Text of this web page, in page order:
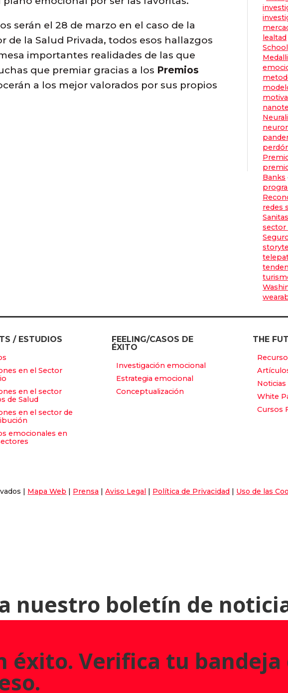
serán el 28 de marzo en el caso de la
de la Salud Privada, todos esos hallazgos
importantes realidades de las que
que premiar gracias a los Premios
a los mejor valorados por sus propios
lealtad
School
Banks ·
redes
Sanitas
sector
/ ESTUDIOS
en el Sector
en el sector
de Salud
en el sector de
emocionales en
FEELING/CASOS DE
ÉXITO
Investigación emocional
Estrategia emocional
Conceptualización
THE
Noticias
White
Cursos
| Mapa Web | Prensa |Aviso Legal | Política de Privacidad | Uso de las
nuestro boletín de
éxito. Verifica tu bandeja